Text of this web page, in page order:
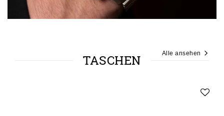
TASCHEN Alle ansehen